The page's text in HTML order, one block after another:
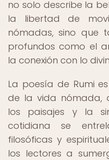
no solo describe la
la libertad de
nómadas, sino que
profundos como el
la conexión con lo
La poesía de Rumi
de la vida nómada,
los paisajes y la
cotidiana se
filosóficas y
los lectores a